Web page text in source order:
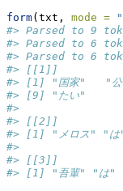
form(txt, mode =
#> Parsed to 9
#> Parsed to 6
#> Parsed to 6
#> [[1]]
#> [1] "国家"   "
#> [9] "たい"
#>
#> [[2]]
#> [1] "メロス"
#>
#> [[3]]
#> [1] "吾輩" "は